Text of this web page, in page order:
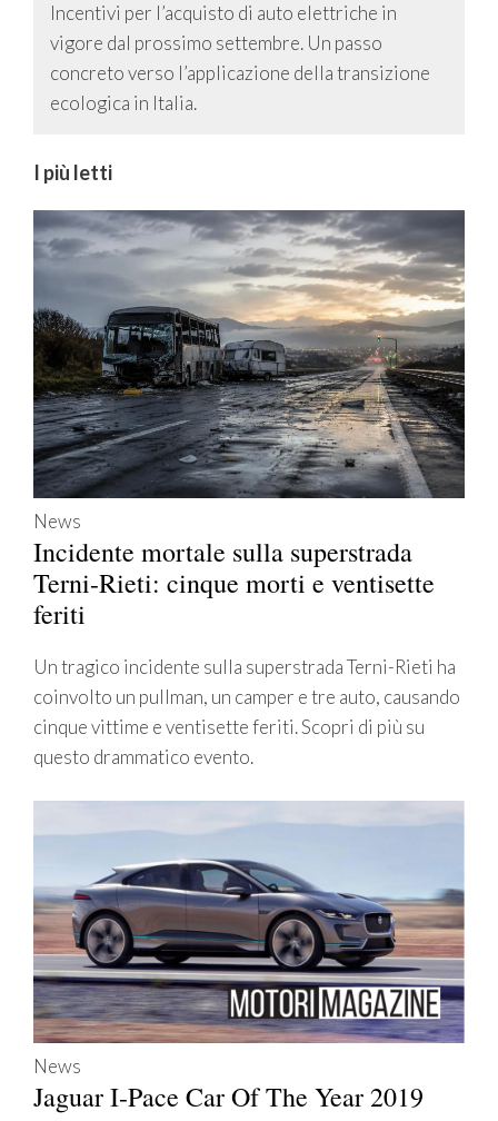
Incentivi per l’acquisto di auto elettriche in
vigore dal prossimo settembre. Un passo
concreto verso l’applicazione della transizione
ecologica in Italia.
I più letti
News
Incidente mortale sulla superstrada
Terni-Rieti: cinque morti e ventisette
feriti
Un tragico incidente sulla superstrada Terni-Rieti ha
coinvolto un pullman, un camper e tre auto, causando
cinque vittime e ventisette feriti. Scopri di più su
questo drammatico evento.
News
Jaguar I-Pace Car Of The Year 2019